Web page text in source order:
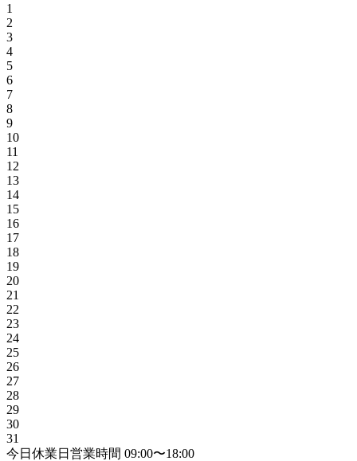
1
2
3
4
5
6
7
8
9
10
11
12
13
14
15
16
17
18
19
20
21
22
23
24
25
26
27
28
29
30
31
今日 休業日 営業時間 09:00〜18:00